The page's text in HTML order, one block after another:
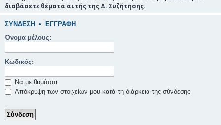
διαβάσετε θέματα αυτής της Δ. Συζήτησης.
ΣΎΝΔΕΣΗ • ΕΓΓΡΑΦΉ
Όνομα μέλους:
Κωδικός:
Να με θυμάσαι
Απόκρυψη των στοιχείων μου κατά τη διάρκεια της σύνδεσης